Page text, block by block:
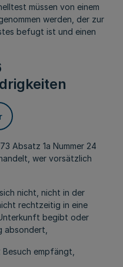
müssen von einem
werden, der zur
befugt ist und einen
Absatz 1a Nummer 24
wer vorsätzlich
nicht, nicht in der
rechtzeitig in eine
begibt oder
absondert,
empfängt,